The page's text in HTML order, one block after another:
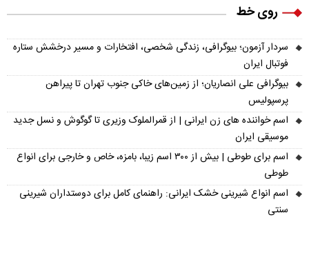
روی خط
سردار آزمون؛ بیوگرافی، زندگی شخصی، افتخارات و مسیر درخشش ستاره
فوتبال ایران
بیوگرافی علی انصاریان؛ از زمین‌های خاکی جنوب تهران تا پیراهن
پرسپولیس
اسم خواننده های زن ایرانی | از قمرالملوک وزیری تا گوگوش و نسل جدید
موسیقی ایران
اسم برای طوطی | بیش از ۳۰۰ اسم زیبا، بامزه، خاص و خارجی برای انواع
طوطی
اسم انواع شیرینی خشک ایرانی: راهنمای کامل برای دوستداران شیرینی
سنتی